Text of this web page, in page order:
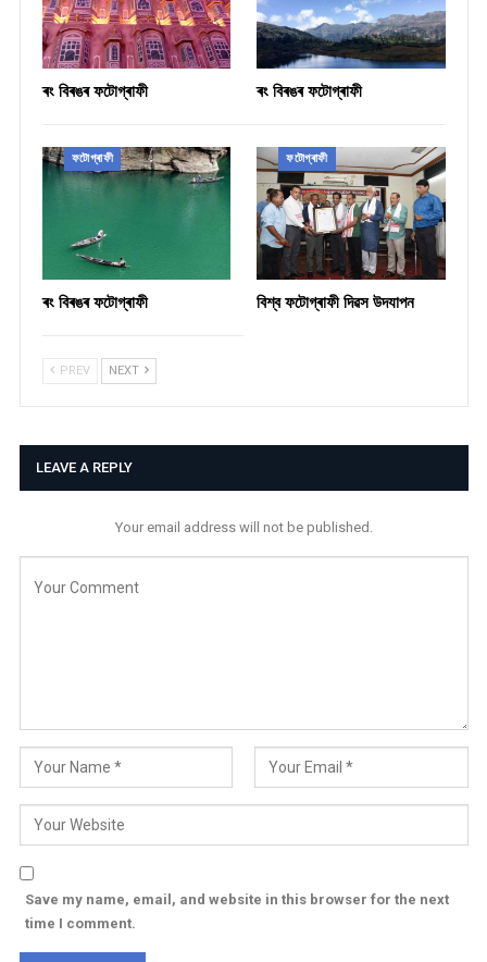
ৰং বিৰঙৰ ফটোগ্ৰাফী ৰং বিৰঙৰ ফটোগ্ৰাফী
ফটোগ্ৰাফী
ৰং বিৰঙৰ ফটোগ্ৰাফী
ফটোগ্ৰাফী
বিশ্ব ফটোগ্ৰাফী দিৱস উদযাপন
PREV NEXT
LEAVE A REPLY
Your email address will not be published.
Save my name, email, and website in this browser for the next
time I comment.